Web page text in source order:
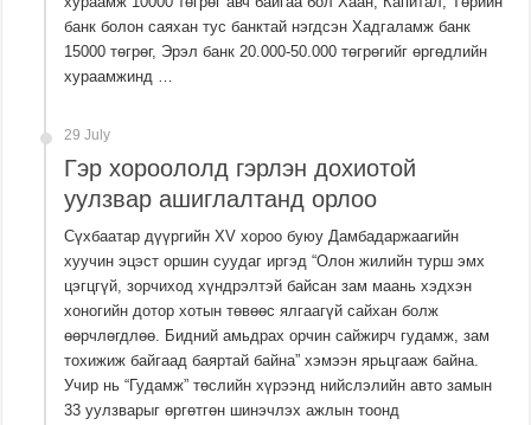
банк болон саяхан тус банктай нэгдсэн Хадгаламж банк
15000 төгрөг, Эрэл банк 20.000-50.000 төгрөгийг өргөдлийн
хураамжинд …
29 July
Гэр хороололд гэрлэн дохиотой
уулзвар ашиглалтанд орлоо
Сүхбаатар дүүргийн XV хороо буюу Дамбадаржаагийн
хуучин эцэст оршин суудаг иргэд “Олон жилийн турш эмх
цэгцгүй, зорчиход хүндрэлтэй байсан зам маань хэдхэн
хоногийн дотор хотын төвөөс ялгаагүй сайхан болж
өөрчлөгдлөө. Бидний амьдрах орчин сайжирч гудамж, зам
тохижиж байгаад баяртай байна” хэмээн ярьцгааж байна.
Учир нь “Гудамж” төслийн хүрээнд нийслэлийн авто замын
33 уулзварыг өргөтгөн шинэчлэх ажлын тоонд